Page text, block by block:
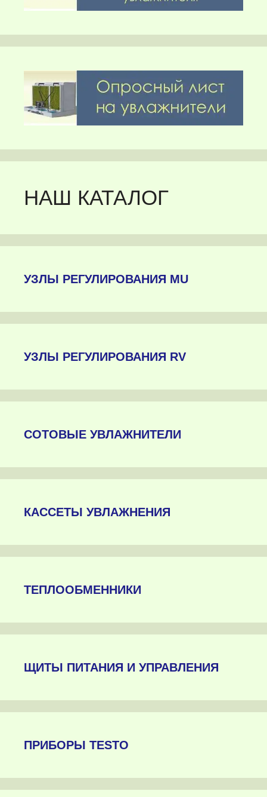
НАШ КАТАЛОГ
УЗЛЫ РЕГУЛИРОВАНИЯ MU
УЗЛЫ РЕГУЛИРОВАНИЯ RV
СОТОВЫЕ УВЛАЖНИТЕЛИ
КАССЕТЫ УВЛАЖНЕНИЯ
ТЕПЛООБМЕННИКИ
ЩИТЫ ПИТАНИЯ И УПРАВЛЕНИЯ
ПРИБОРЫ TESTO